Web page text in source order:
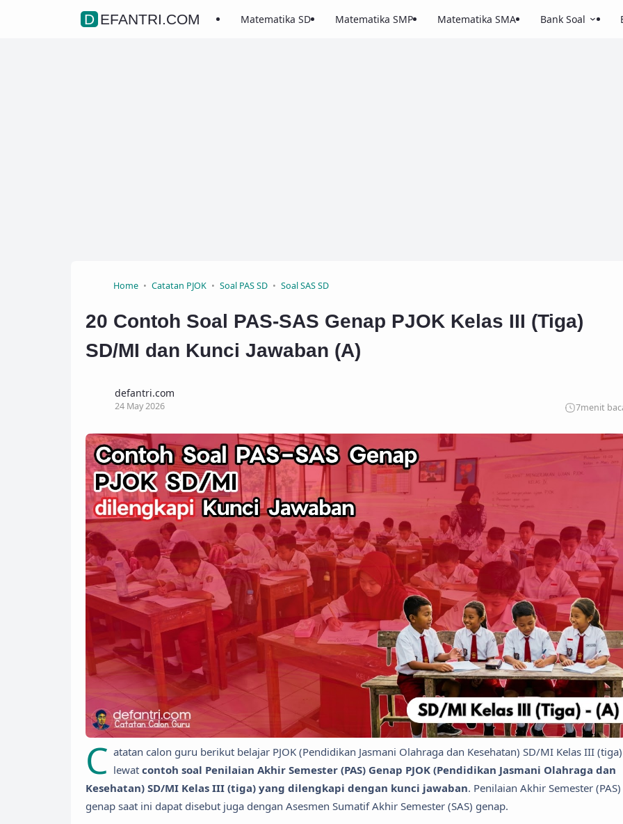
DEFANTRI.COM Matematika SD Matematika SMP Matematika SMA Bank Soal
Home Catatan PJOK Soal PAS SD Soal SAS SD
20 Contoh Soal PAS-SAS Genap PJOK Kelas III (Tiga)
SD/MI dan Kunci Jawaban (A)
defantri.com
24 May 2026 7menit
C atatan calon guru berikut belajar PJOK (Pendidikan Jasmani Olahraga dan Kesehatan) SD/MI Kelas III (tiga)
lewat contoh soal Penilaian Akhir Semester (PAS) Genap PJOK (Pendidikan Jasmani Olahraga dan
Kesehatan) SD/MI Kelas III (tiga) yang dilengkapi dengan kunci jawaban. Penilaian Akhir Semester (PAS)
genap saat ini dapat disebut juga dengan Asesmen Sumatif Akhir Semester (SAS) genap.